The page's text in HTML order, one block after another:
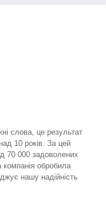
слова, це результат
10 років. За цей
70 000 задоволених
обробила
нашу надійність